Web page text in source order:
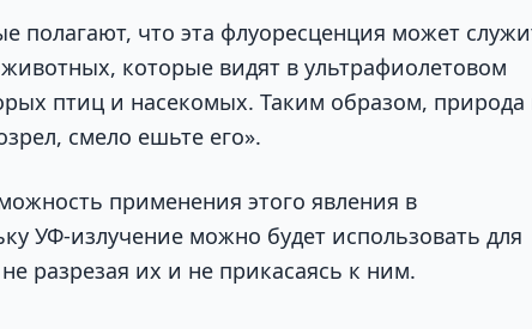
полагают, что эта флуоресценция может
которые видят в ультрафиолетовом
птиц и насекомых. Таким образом, природа
смело ешьте его».
применения этого явления в
УФ-излучение можно будет использовать для
разрезая их и не прикасаясь к ним.